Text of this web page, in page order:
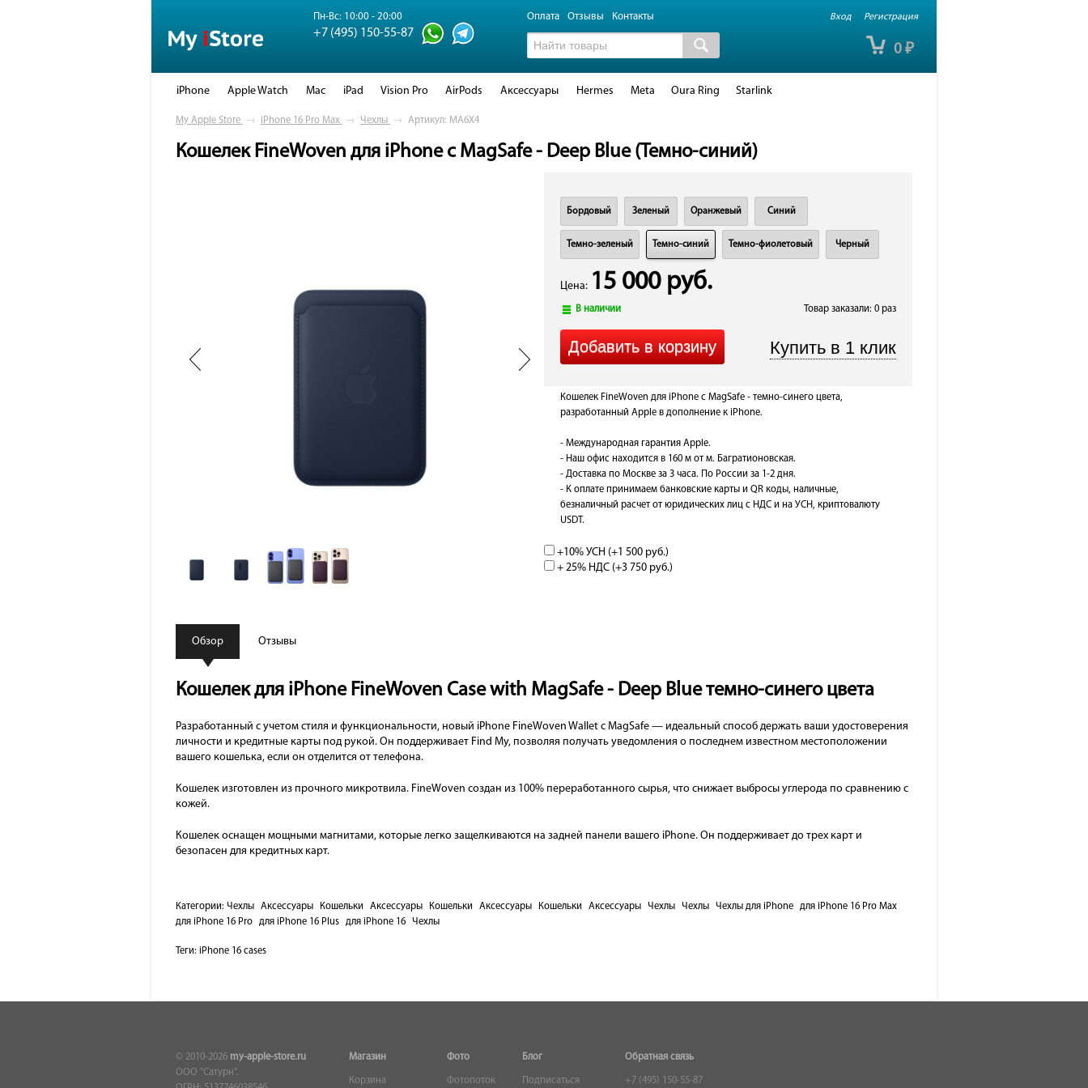
Вход Регистрация
Пн-Вс: 10:00 - 20:00
+7 (495) 150-55-87
Оплата Отзывы Контакты
0 ₽
iPhone Apple Watch Mac iPad Vision Pro AirPods Аксессуары Hermes Meta Oura Ring Starlink
My Apple Store → iPhone 16 Pro Max → Чехлы → Артикул: MA6X4
Кошелек FineWoven для iPhone с MagSafe - Deep Blue (Темно-синий)
Бордовый Зеленый Оранжевый Синий
Темно-зеленый Темно-синий Темно-фиолетовый Черный
Цена: 15 000 руб.
В наличии Товар заказали: 0 раз
Кошелек FineWoven для iPhone с MagSafe - темно-синего цвета,
разработанный Apple в дополнение к iPhone.
- Международная гарантия Apple.
- Наш офис находится в 160 м от м. Багратионовская.
- Доставка по Москве за 3 часа. По России за 1-2 дня.
- К оплате принимаем банковские карты и QR коды, наличные,
безналичный расчет от юридических лиц с НДС и на УСН, криптовалюту
USDT.
+10% УСН (+1 500 руб.)
+ 25% НДС (+3 750 руб.)
Обзор Отзывы
Кошелек для iPhone FineWoven Case with MagSafe - Deep Blue темно-синего цвета
Разработанный с учетом стиля и функциональности, новый iPhone FineWoven Wallet с MagSafe — идеальный способ держать ваши удостоверения
личности и кредитные карты под рукой. Он поддерживает Find My, позволяя получать уведомления о последнем известном местоположении
вашего кошелька, если он отделится от телефона.
Кошелек изготовлен из прочного микротвила. FineWoven создан из 100% переработанного сырья, что снижает выбросы углерода по сравнению с
кожей.
Кошелек оснащен мощными магнитами, которые легко защелкиваются на задней панели вашего iPhone. Он поддерживает до трех карт и
безопасен для кредитных карт.
Категории: Чехлы Аксессуары Кошельки Аксессуары Кошельки Аксессуары Кошельки Аксессуары Чехлы Чехлы Чехлы для iPhone
для iPhone 16 Pro Max
для iPhone 16 Pro
для iPhone 16 Plus для iPhone 16 Чехлы
Теги: iPhone 16 cases
© 2010-2026 my-apple-store.ru
ООО "Сатурн".
Магазин
Корзина
Фото
Фотопоток
Блог
Подписаться
Обратная связь
+7 (495) 150-55-87